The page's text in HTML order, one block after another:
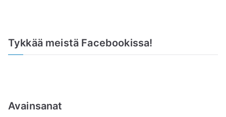
Tykkää meistä Facebookissa!
Avainsanat